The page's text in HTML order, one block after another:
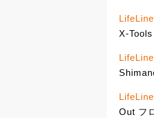
X-
Out フ